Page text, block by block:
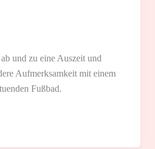
und zu eine Auszeit und
Aufmerksamkeit mit einem
Fußbad.